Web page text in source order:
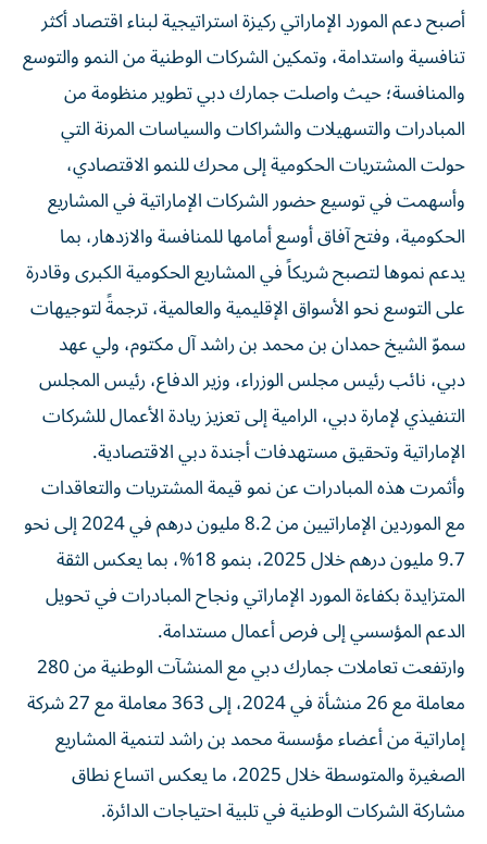
أصبح دعم المورد الإماراتي ركيزة استراتيجية لبناء اقتصاد أكثر
تنافسية واستدامة، وتمكين الشركات الوطنية من النمو والتوسع
والمنافسة؛ حيث واصلت جمارك دبي تطوير منظومة من
المبادرات والتسهيلات والشراكات والسياسات المرنة التي
حولت المشتريات الحكومية إلى محرك للنمو الاقتصادي،
وأسهمت في توسيع حضور الشركات الإماراتية في المشاريع
الحكومية، وفتح آفاق أوسع أمامها للمنافسة والازدهار، بما
يدعم نموها لتصبح شريكاً في المشاريع الحكومية الكبرى وقادرة
على التوسع نحو الأسواق الإقليمية والعالمية، ترجمةً لتوجيهات
سموّ الشيخ حمدان بن محمد بن راشد آل مكتوم، ولي عهد
دبي، نائب رئيس مجلس الوزراء، وزير الدفاع، رئيس المجلس
التنفيذي لإمارة دبي، الرامية إلى تعزيز ريادة الأعمال للشركات
الإماراتية وتحقيق مستهدفات أجندة دبي الاقتصادية.
وأثمرت هذه المبادرات عن نمو قيمة المشتريات والتعاقدات
مع الموردين الإماراتيين من 8.2 مليون درهم في 2024 إلى نحو
9.7 مليون درهم خلال 2025، بنمو 18%، بما يعكس الثقة
المتزايدة بكفاءة المورد الإماراتي ونجاح المبادرات في تحويل
الدعم المؤسسي إلى فرص أعمال مستدامة.
وارتفعت تعاملات جمارك دبي مع المنشآت الوطنية من 280
معاملة مع 26 منشأة في 2024، إلى 363 معاملة مع 27 شركة
إماراتية من أعضاء مؤسسة محمد بن راشد لتنمية المشاريع
الصغيرة والمتوسطة خلال 2025، ما يعكس اتساع نطاق
مشاركة الشركات الوطنية في تلبية احتياجات الدائرة.